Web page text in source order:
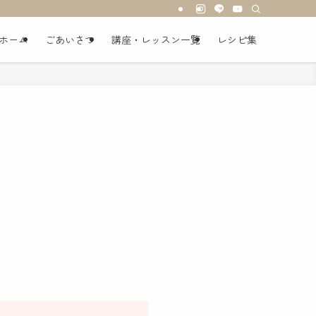
ーム ごあいさつ 講座・レッスン一覧 レシピ集